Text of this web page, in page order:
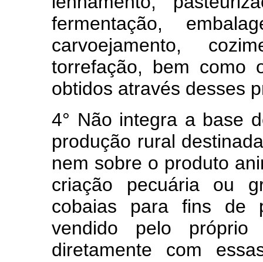
fermentação,
carvoejamento,
torrefação, bem como
obtidos através desses
4° Não integra a base
produção rural
nem sobre o produto
criação pecuária ou
cobaias para fins de
vendido pelo
diretamente com